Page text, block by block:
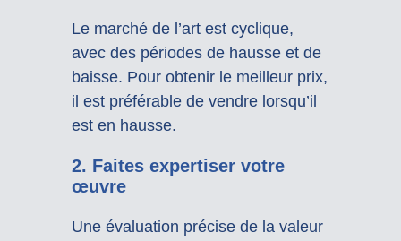
Le marché de l’art est cyclique,
avec des périodes de hausse et de
baisse. Pour obtenir le meilleur prix,
il est préférable de vendre lorsqu’il
est en hausse.
2. Faites expertiser votre
œuvre
Une évaluation précise de la valeur